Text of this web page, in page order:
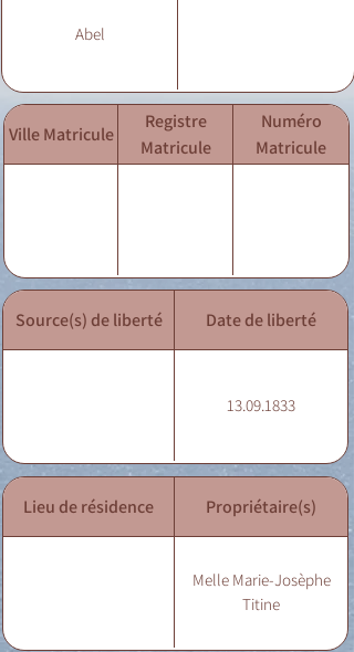
Abel
Ville Matricule
Registre
Matricule
Numéro
Matricule
Source(s) de liberté Date de liberté
13.09.1833
Lieu de résidence Propriétaire(s)
Melle Marie-Josèphe
Titine